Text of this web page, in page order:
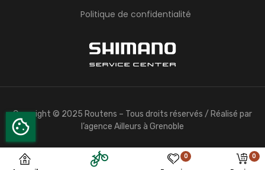
0 0
femme ou vélo homme) :
De route, de gravel, de randonnée, tout terrain (tout
suspendu et semi-rigide), tout chemin, urbains, de
triathlon, de cyclo-cross, ou même pliant. Que vous
compétition, le cross-country, l’enduro, la descente
cyclotourisme, le cyclo-cross, ou simplement la
balade en campagne ou du vélo taf, vous trouverez
chez nous le type de vélo qui vous correspond.
Tous les vélos, pour tous les usages
Politique de confidentialité
Copyright © 2025 Routens – Tous droits réservés / Réalisé par
l’agence Ailleurs à Grenoble